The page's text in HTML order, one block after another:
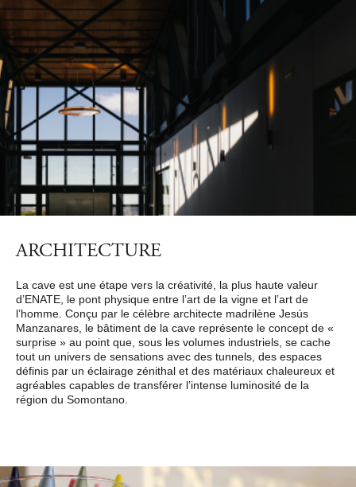
ARCHITECTURE
La cave est une étape vers la créativité, la plus haute valeur
d’ENATE, le pont physique entre l’art de la vigne et l’art de
l’homme. Conçu par le célèbre architecte madrilène Jesús
Manzanares, le bâtiment de la cave représente le concept de «
surprise » au point que, sous les volumes industriels, se cache
tout un univers de sensations avec des tunnels, des espaces
définis par un éclairage zénithal et des matériaux chaleureux et
agréables capables de transférer l’intense luminosité de la
région du Somontano.